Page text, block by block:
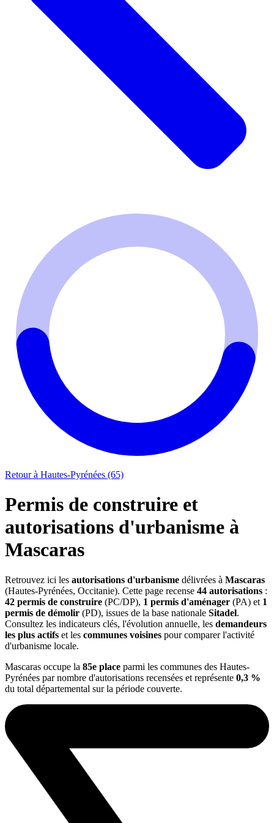
Retour à Hautes-Pyrénées (65)
Permis de construire et
autorisations d'urbanisme à
Mascaras
Retrouvez ici les autorisations d'urbanisme délivrées à Mascaras
(Hautes-Pyrénées, Occitanie). Cette page recense 44 autorisations :
42 permis de construire (PC/DP), 1 permis d'aménager (PA) et 1
permis de démolir (PD), issues de la base nationale Sitadel.
Consultez les indicateurs clés, l'évolution annuelle, les demandeurs
les plus actifs et les communes voisines pour comparer l'activité
d'urbanisme locale.
Mascaras occupe la 85e place parmi les communes des Hautes-
Pyrénées par nombre d'autorisations recensées et représente 0,3 %
du total départemental sur la période couverte.